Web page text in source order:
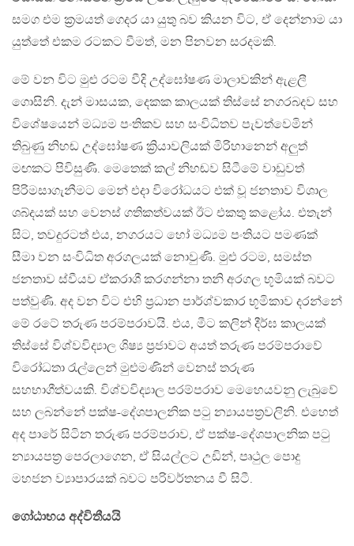
සමග එම ක්‍රමයත් ගෙදර යා යුතු බව කියන විට, ඒ දෙන්නාම යා
යුත්තේ එකම රටකට වීමත්, මන පිනවන සරදමකි.
මේ වන විට මුළු රටම වීදි උද්ඝෝෂණ මාලාවකින් ඇළලී
ගොසිනි. දැන් මාසයක, දෙකක කාලයක් තිස්සේ නගරබදව සහ
විශේෂයෙන් මධ්‍යම පංතිකව සහ සංවිධිතව පැවත්වෙමින්
තිබුණු නිහඬ උද්ඝෝෂණ ක්‍රියාවලියක් මිරිහානෙන් අලුත්
මඟකට පිවිසුණි. මෙතෙක් කල් නිහඬව සිටීමේ වාඩුවත්
පිරිමසාගැනීමට මෙන් එදා විරෝධයට එක් වූ ජනතාව විශාල
ශබ්දයක් සහ වෙනස් ගතිකත්වයක් ඊට එකතු කළෝය. එතැන්
සිට, තවදුරටත් එය, නගරයට හෝ මධ්‍යම පංතියට පමණක්
සීමා වන සංවිධිත අරගලයක් නොවුණි. මුළු රටම, සමස්ත
ජනතාව ස්වීයව ඒකරාශී කරගන්නා තනි අරගල භූමියක් බවට
පත්වුණි. අද වන විට එහි ප්‍රධාන පාර්ශ්වකාර භූමිකාව දරන්නේ
මේ රටේ තරුණ පරම්පරාවයි. එය, මීට කලින් දීර්ඝ කාලයක්
තිස්සේ විශ්වවිද්‍යාල ශිෂ්‍ය ප්‍රජාවට අයත් තරුණ පරම්පරාවේ
විරෝධතා රැල්ලෙන් මුළුමණින් වෙනස් තරුණ
සහභාගීත්වයකි. විශ්වවිද්‍යාල පරම්පරාව මෙහෙයවනු ලැබුවේ
සහ ලබන්නේ පක්ෂ-දේශපාලනික පටු න්‍යායපත්‍රවලිනි. එහෙත්
අද පාරේ සිටින තරුණ පරම්පරාව, ඒ පක්ෂ-දේශපාලනික පටු
න්‍යායපත්‍ර පෙරලාගෙන, ඒ සියල්ලට උඩින්, පෘථුල පොදු
මහජන ව්‍යාපාරයක් බවට පරිවර්තනය වී සිටී.
ගෝඨාභය අද්විතීයයි